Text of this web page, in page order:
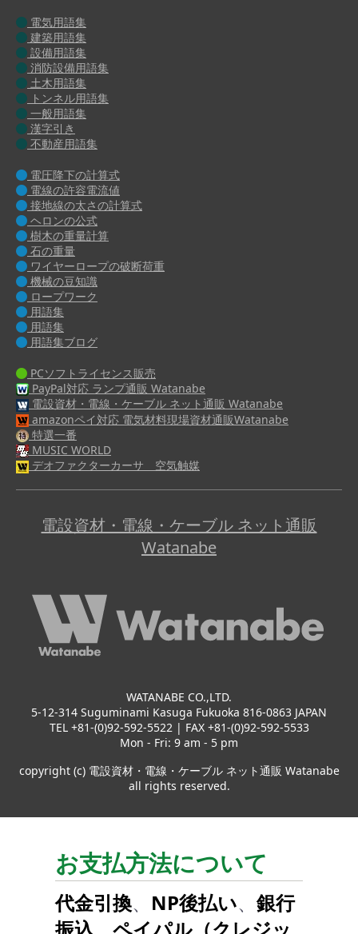
電気用語集
建築用語集
設備用語集
消防設備用語集
土木用語集
トンネル用語集
一般用語集
漢字引き
不動産用語集
電圧降下の計算式
電線の許容電流値
接地線の太さの計算式
ヘロンの公式
樹木の重量計算
石の重量
ワイヤーロープの破断荷重
機械の豆知識
ロープワーク
用語集
用語集
用語集ブログ
PCソフトライセンス販売
PayPal対応 ランプ通販 Watanabe
電設資材・電線・ケーブル ネット通販 Watanabe
amazonペイ対応 電気材料現場資材通販Watanabe
特選一番
MUSIC WORLD
デオファクターカーサ 空気触媒
電設資材・電線・ケーブル ネット通販
Watanabe
WATANABE CO.,LTD.
5-12-314 Suguminami Kasuga Fukuoka 816-0863 JAPAN
TEL +81-(0)92-592-5522 | FAX +81-(0)92-592-5533
Mon - Fri: 9 am - 5 pm
copyright (c) 電設資材・電線・ケーブル ネット通販 Watanabe
all rights reserved.
お支払方法について
代金引換、 NP後払い、 銀行